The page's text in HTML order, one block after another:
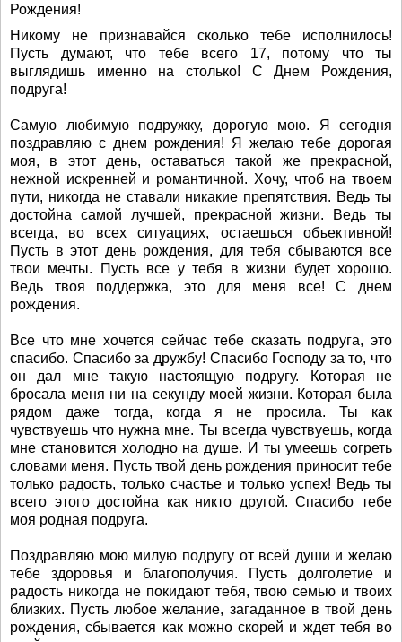
Рождения!
Никому не признавайся сколько тебе исполнилось!
Пусть думают, что тебе всего 17, потому что ты
выглядишь именно на столько! С Днем Рождения,
подруга!
Самую любимую подружку, дорогую мою. Я сегодня
поздравляю с днем рождения! Я желаю тебе дорогая
моя, в этот день, оставаться такой же прекрасной,
нежной искренней и романтичной. Хочу, чтоб на твоем
пути, никогда не ставали никакие препятствия. Ведь ты
достойна самой лучшей, прекрасной жизни. Ведь ты
всегда, во всех ситуациях, остаешься объективной!
Пусть в этот день рождения, для тебя сбываются все
твои мечты. Пусть все у тебя в жизни будет хорошо.
Ведь твоя поддержка, это для меня все! С днем
рождения.
Все что мне хочется сейчас тебе сказать подруга, это
спасибо. Спасибо за дружбу! Спасибо Господу за то, что
он дал мне такую настоящую подругу. Которая не
бросала меня ни на секунду моей жизни. Которая была
рядом даже тогда, когда я не просила. Ты как
чувствуешь что нужна мне. Ты всегда чувствуешь, когда
мне становится холодно на душе. И ты умеешь согреть
словами меня. Пусть твой день рождения приносит тебе
только радость, только счастье и только успех! Ведь ты
всего этого достойна как никто другой. Спасибо тебе
моя родная подруга.
Поздравляю мою милую подругу от всей души и желаю
тебе здоровья и благополучия. Пусть долголетие и
радость никогда не покидают тебя, твою семью и твоих
близких. Пусть любое желание, загаданное в твой день
рождения, сбывается как можно скорей и ждет тебя во